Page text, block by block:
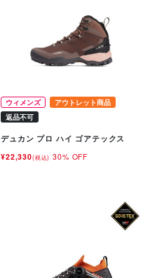
ウィメンズ
アウトレット商品
返品不可
デュカン プロ ハイ ゴアテックス
¥22,330(税込) 30% OFF